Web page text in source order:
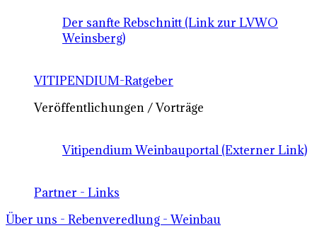
Der sanfte Rebschnitt (Link zur LVWO
Weinsberg)
VITIPENDIUM-Ratgeber
Veröffentlichungen / Vorträge
Vitipendium Weinbauportal (Externer Link)
Partner - Links
Über uns - Rebenveredlung - Weinbau